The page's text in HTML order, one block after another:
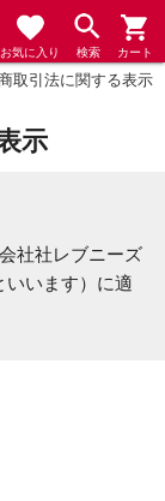
お気に入り 検索 カート
取引法に関する表示
示
社社レブニーズ
いいます）に適